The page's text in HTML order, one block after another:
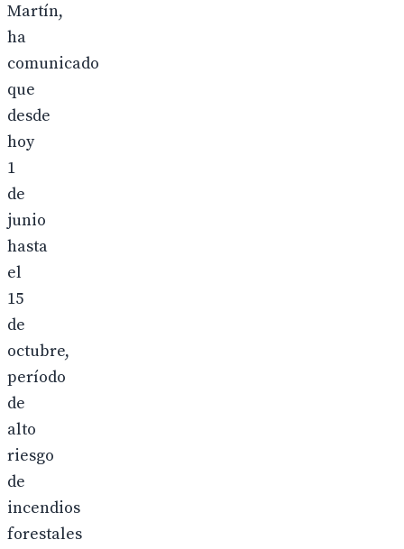
Martín,
ha
comunicado
que
desde
hoy
1
de
junio
hasta
el
15
de
octubre,
período
de
alto
riesgo
de
incendios
forestales